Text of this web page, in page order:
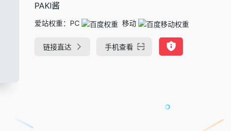
PAKI酱
爱站权重： PC 移动
链接直达 手机查看